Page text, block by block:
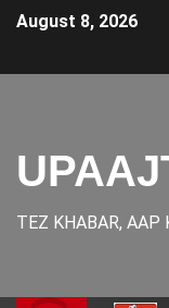
August 8, 2026
TEZ KHABAR, AAP